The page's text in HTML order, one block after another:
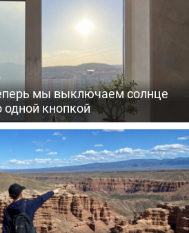
мы выключаем солнце
одной кнопкой